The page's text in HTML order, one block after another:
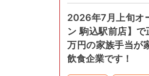
2026年7月上旬オ
ン 駒込駅前店】
万円の家族手当が
飲食企業です！